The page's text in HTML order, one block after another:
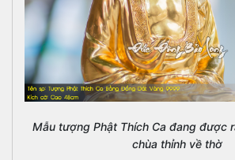
Mẫu tượng Phật Thích Ca đang được
chùa thỉnh về thờ